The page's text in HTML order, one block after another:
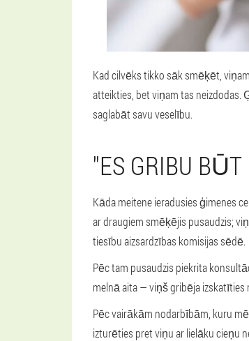
Kad cilvēks tikko sāk smēķēt,
atteikties, bet viņam tas
saglabāt savu veselību.
"ES GRIBU
Kāda meitene ieradusies ģimenes
ar draugiem smēķējis pusaudzis;
tiesību aizsardzības komisijas sēdē.
Pēc tam pusaudzis piekrita
melnā aita — viņš gribēja
Pēc vairākām nodarbībām, kuru
izturēties pret viņu ar lielāku cieņu